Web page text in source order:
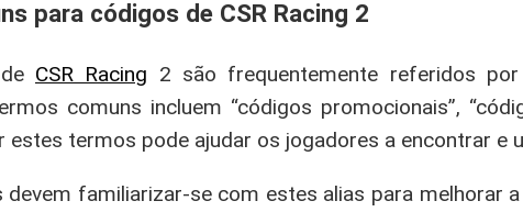
para códigos de CSR Racing 2
CSR Racing 2 são frequentemente referidos
comuns incluem “códigos promocionais”,
estes termos pode ajudar os jogadores a encontrar e
devem familiarizar-se com estes alias para melhorar